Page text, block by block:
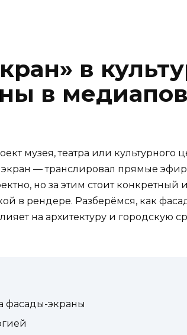
в
в
музея, театра или культурного
экран — транслировал прямые
но за этим стоит
в рендере. Разберёмся, как
на архитектуру и городскую
фасады-экраны